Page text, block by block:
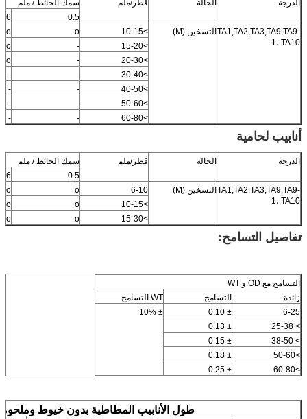
الدرجة الحالة قطر/ملم
سمك الحائط / ملم
0.5
0.6
TA1,TA2,TA3,TA9,TA9-
1، TA10
التسخين (M) >10-15
o
o
>15-20
-
o
>20-30
-
o
>30-40
-
-
>40-50
-
-
>50-60
-
-
>60-80
-
-
أنابيب لحامية
الدرجة الحالة قطر/ملم
سمك الحائط / ملم
0.5
0.6
TA1,TA2,TA3,TA9,TA9-
1، TA10
التسخين (M) 6-10
o
o
>10-15
o
o
>15-30
o
o
تفاصيل التسامح:
التسامح مع OD و WT
زائدة
التسامح
WT التسامح
6-25
± 0.10
± 10%
> 25-38
± 0.13
> 38-50
± 0.15
>50-60
± 0.18
>60-80
± 0.25
طول الأنابيب المطاطية بدون خيوط